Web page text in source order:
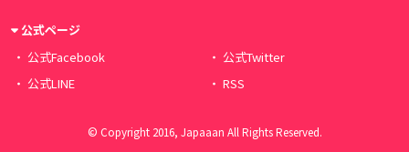
公式ページ
公式Facebook
公式Twitter
公式LINE
RSS
© Copyright 2016, Japaaan All Rights Reserved.